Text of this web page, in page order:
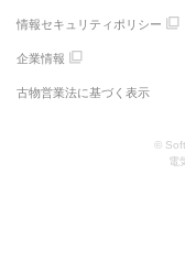
情報セキュリティポリシー
企業情報
古物営業法に基づく表示
©
電